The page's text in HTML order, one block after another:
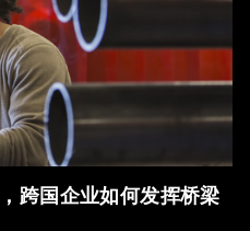
跨国企业如何发挥桥梁